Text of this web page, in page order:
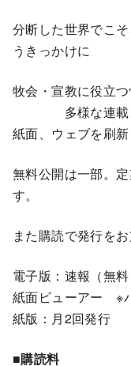
分断した世界でこ
うきっかけに
牧会・宣教に役立つ
多様な連載を
紙面、ウェブを刷新
無料公開は一部。
す。
また購読で発行を
電子版：速報（無
紙面ビューアー ※
紙版：月2回発行
■購読料